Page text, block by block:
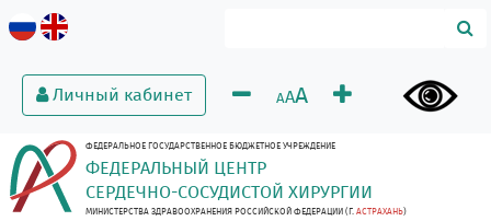
Личный кабинет AAA
ФЕДЕРАЛЬНОЕ ГОСУДАРСТВЕННОЕ БЮДЖЕТНОЕ УЧРЕЖДЕНИЕ
ФЕДЕРАЛЬНЫЙ ЦЕНТР
СЕРДЕЧНО-СОСУДИСТОЙ ХИРУРГИИ
МИНИСТЕРСТВА ЗДРАВООХРАНЕНИЯ РОССИЙСКОЙ ФЕДЕРАЦИИ (Г. АСТРАХАНЬ)